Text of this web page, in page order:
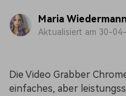
Maria Wiedermann
Aktualisiert am 30-
Die Video Grabber
einfaches, aber